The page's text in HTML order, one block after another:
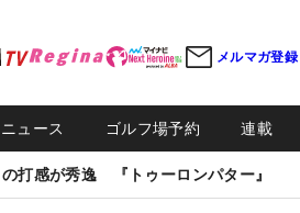
メルマガ登録
ュース ゴルフ場予約 連載
打感が秀逸 『トゥーロンパター』